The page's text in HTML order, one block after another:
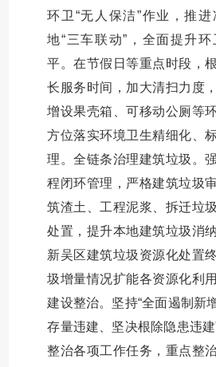
环卫“无人保洁”作业，推
地“三车联动”，全面提升
平。在节假日等重点时段，
长服务时间，加大清扫力度
增设果壳箱、可移动公厕等
方位落实环境卫生精细化、
理。全链条治理建筑垃圾。
程闭环管理，严格建筑垃圾
筑渣土、工程泥浆、拆迁垃
处置，提升本地建筑垃圾消
新吴区建筑垃圾资源化处置
圾增量情况扩能各资源化利
建设整治。坚持“全面遏制新
存量违建、坚决根除隐患违
整治各项工作任务，重点整